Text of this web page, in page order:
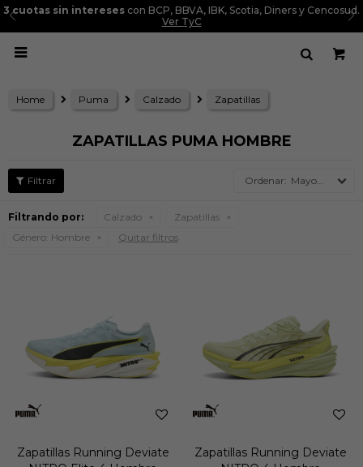
3 cuotas sin intereses con BCP, BBVA, IBK, Scotia, Diners y Cencosud.
Ver TyC

Home Puma Calzado Zapatillas
ZAPATILLAS PUMA HOMBRE
Mayor precio
Filtrando por: Calzado
Zapatillas
Género: Hombre Quitar filtros
Zapatillas Running Deviate
Zapatillas Running Deviate